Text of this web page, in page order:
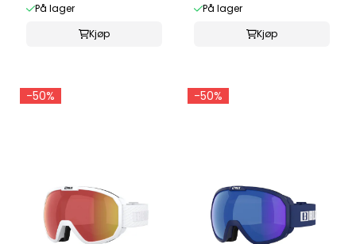
På lager
Kjøp
På lager
Kjøp
-50% -50%